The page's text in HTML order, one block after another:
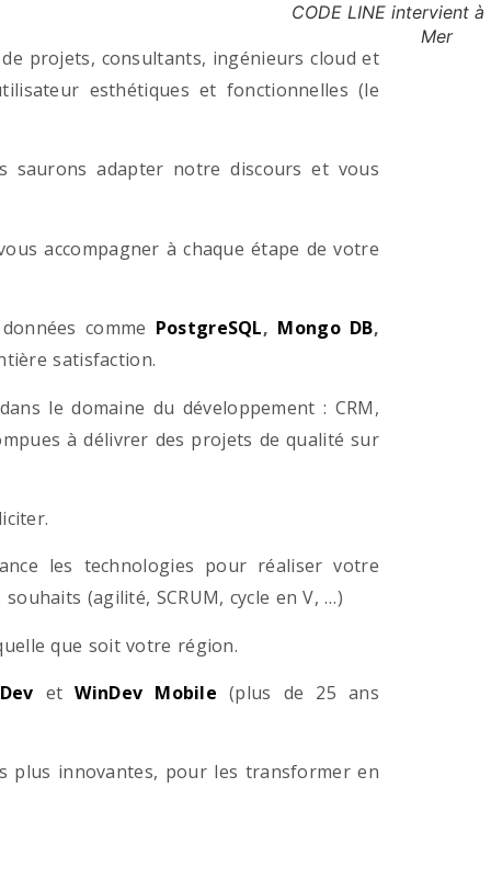
projets, consultants, ingénieurs cloud et
esthétiques et fonctionnelles (le
saurons adapter notre discours et vous
accompagner à chaque étape de votre
comme PostgreSQL, Mongo DB,
satisfaction.
le domaine du développement : CRM,
à délivrer des projets de qualité sur
les technologies pour réaliser votre
(agilité, SCRUM, cycle en V, …)
que soit votre région.
et WinDev Mobile (plus de 25 ans
plus innovantes, pour les transformer en
CODE LINE intervient à
Mer